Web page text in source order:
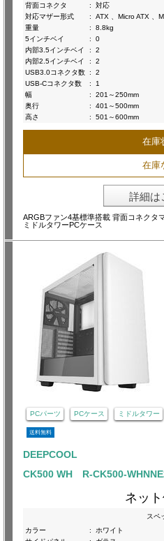
背面コネクタ
:
対応
対応マザー形式
:
ATX 、Micro ATX 、
重量
:
8.8kg
5インチベイ
:
0
内部3.5インチベイ
:
2
内部2.5インチベイ
:
2
USB3.0コネクタ数 :
2
USB-Cコネクタ数
:
1
幅
:
201～250mm
奥行
:
401～500mm
高さ
: 501～600mm
在庫
在庫
詳細は
ARGBファン4基標準搭載 背面コネクタ
ミドルタワーPCケース
PCパーツ PCケース ミドルタワー
送料無料
DEEPCOOL
CK500 WH R-CK500-
ネット
スペ
カラー
:
ホワイト